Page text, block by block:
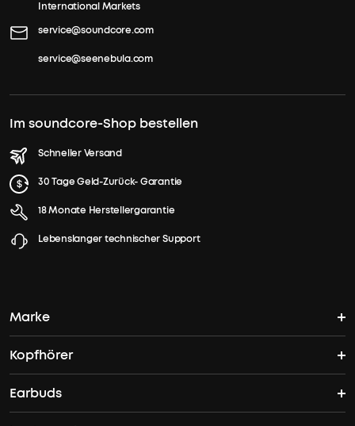
International Markets
service@soundcore.com
service@seenebula.com
Im soundcore-Shop bestellen
Schneller Versand
30 Tage Geld-Zurück- Garantie
18 Monate Herstellergarantie
Lebenslanger technischer Support
Marke
soundcores Geschichte
Wo finde ich soundcore?
Kopfhörer
Bluetooth Kopfhörer
Earbuds